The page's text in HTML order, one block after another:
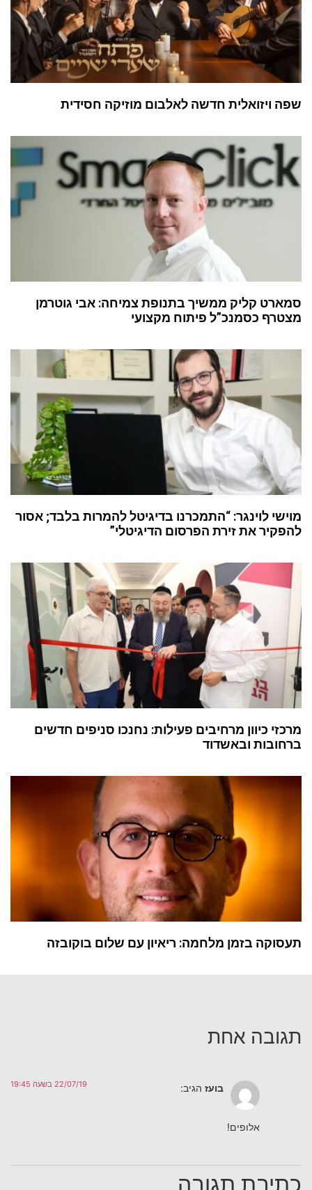
שפה ויזואלית חדשה לאלבום מוזיקה חסידית
סמארט קליק ממשיך בתנופת צמיחה: אבי גוטרמן
מצטרף כסמנכ”ל פיתוח מקצועי
מוישי לוינגר: “התמכרנו בדיגיטל להמרות בלבד; אסור
להפקיר את זירת הפרסום הדיגיטלי”
מרכזי כיוון מרחיבים פעילות: נחנכו סניפים חדשים
ברחובות ובאשדוד
תעסוקה בזמן מלחמה: ריאיון עם שלום בוקובזה
תגובה אחת
בועז הגיב: 22/07/19 בשעה 19:45
אלופים!
כתיבת תגובה